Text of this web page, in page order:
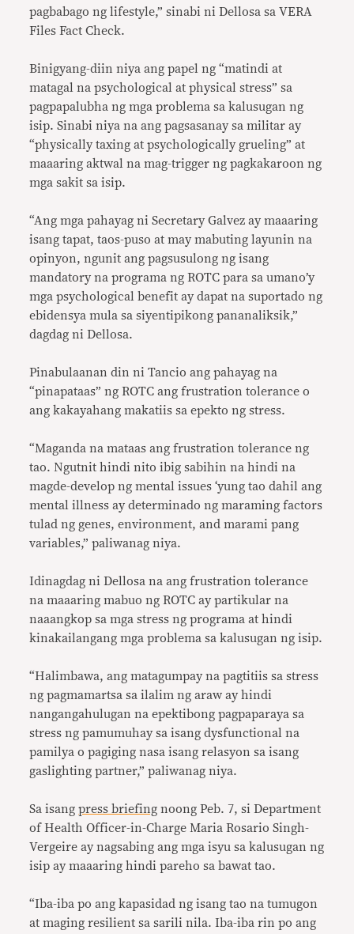
pagbabago ng lifestyle,” sinabi ni Dellosa sa VERA
Files Fact Check.
Binigyang-diin niya ang papel ng “matindi at
matagal na psychological at physical stress” sa
pagpapalubha ng mga problema sa kalusugan ng
isip. Sinabi niya na ang pagsasanay sa militar ay
“physically taxing at psychologically grueling” at
maaaring aktwal na mag-trigger ng pagkakaroon ng
mga sakit sa isip.
“Ang mga pahayag ni Secretary Galvez ay maaaring
isang tapat, taos-puso at may mabuting layunin na
opinyon, ngunit ang pagsusulong ng isang
mandatory na programa ng ROTC para sa umano’y
mga psychological benefit ay dapat na suportado ng
ebidensya mula sa siyentipikong pananaliksik,”
dagdag ni Dellosa.
Pinabulaanan din ni Tancio ang pahayag na
“pinapataas” ng ROTC ang frustration tolerance o
ang kakayahang makatiis sa epekto ng stress.
“Maganda na mataas ang frustration tolerance ng
tao. Ngutnit hindi nito ibig sabihin na hindi na
magde-develop ng mental issues ‘yung tao dahil ang
mental illness ay determinado ng maraming factors
tulad ng genes, environment, and marami pang
variables,” paliwanag niya.
Idinagdag ni Dellosa na ang frustration tolerance
na maaaring mabuo ng ROTC ay partikular na
naaangkop sa mga stress ng programa at hindi
kinakailangang mga problema sa kalusugan ng isip.
“Halimbawa, ang matagumpay na pagtitiis sa stress
ng pagmamartsa sa ilalim ng araw ay hindi
nangangahulugan na epektibong pagpaparaya sa
stress ng pamumuhay sa isang dysfunctional na
pamilya o pagiging nasa isang relasyon sa isang
gaslighting partner,” paliwanag niya.
Sa isangpress briefing noong Peb. 7, si Department
of Health Officer-in-Charge Maria Rosario Singh-
Vergeire ay nagsabing ang mga isyu sa kalusugan ng
isip ay maaaring hindi pareho sa bawat tao.
“Iba-iba po ang kapasidad ng isang tao na tumugon
at maging resilient sa sarili nila. Iba-iba rin po ang